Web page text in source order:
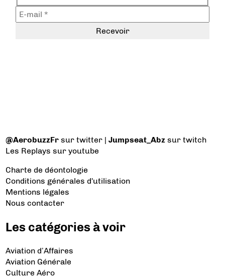
@AerobuzzFr sur twitter |Jumpseat_Abz sur twitch
Les Replays sur youtube
Charte de déontologie
Conditions générales d'utilisation
Mentions légales
Nous contacter
Les catégories à voir
Aviation d’Affaires
Aviation Générale
Culture Aéro